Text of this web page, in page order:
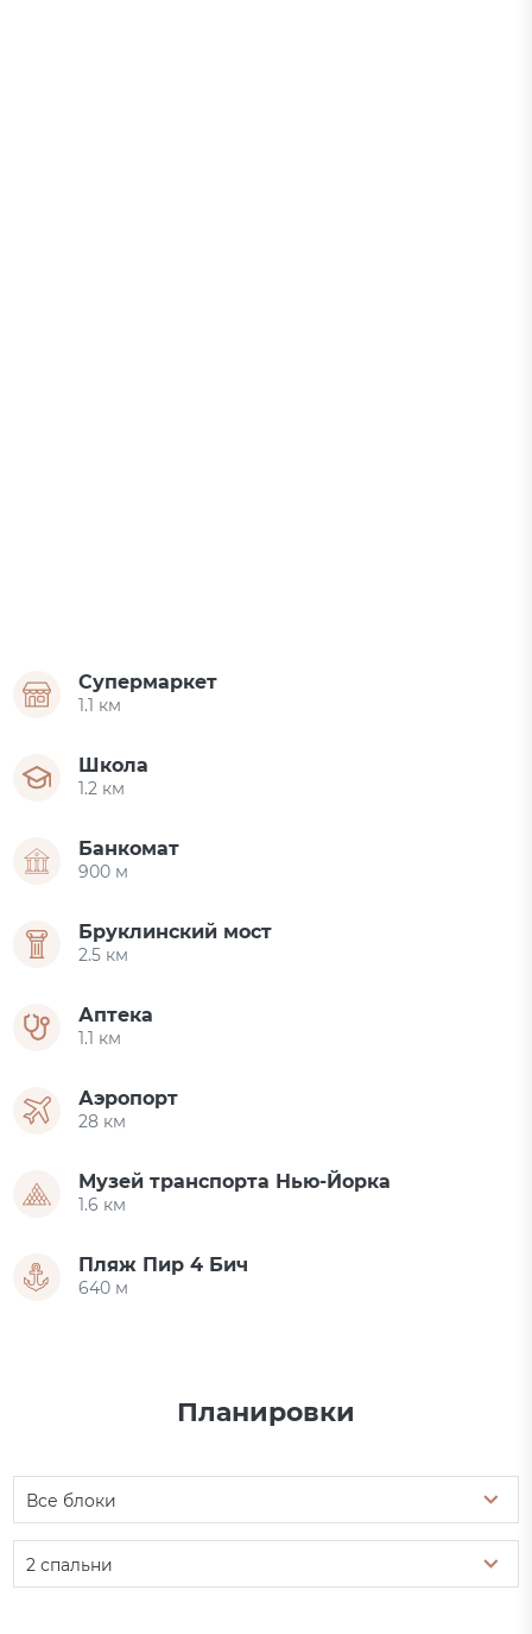
Супермаркет
1.1 км
Школа
1.2 км
Банкомат
900 м
Бруклинский мост
2.5 км
Аптека
1.1 км
Аэропорт
28 км
Музей транспорта Нью-Йорка
1.6 км
Пляж Пир 4 Бич
640 м
Планировки
Все блоки
2 спальни